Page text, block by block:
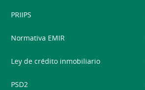
PRIIPS
Normativa EMIR
Ley de crédito inmobiliario
PSD2